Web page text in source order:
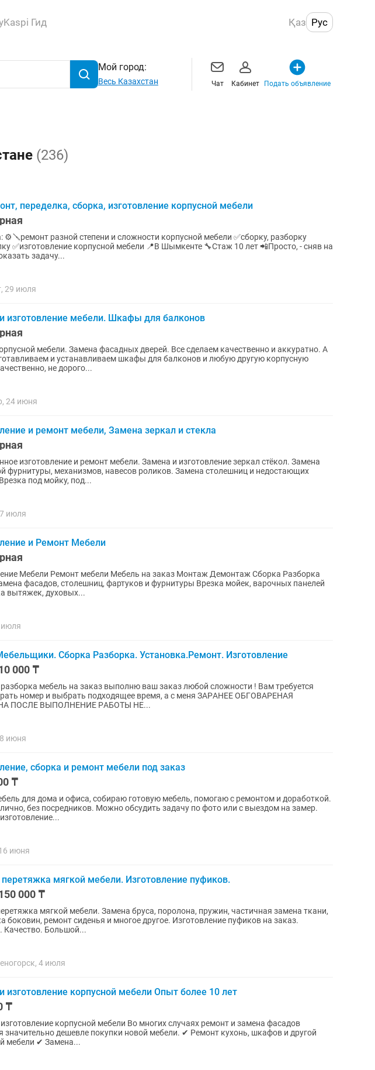
Kaspi Гид Қаз Рус
Мой город:
Весь Казахстан Чат Кабинет Подать объявление
(236)
переделка, сборка, изготовление корпусной мебели
- сняв на
задачу...
29 июля
изготовление мебели. Шкафы для балконов
мебели. Замена фасадных дверей. Все сделаем качественно и аккуратно. А
и устанавливаем шкафы для балконов и любую другую корпусную
не дорого...
24 июня
и ремонт мебели, Замена зеркал и стекла
изготовление и ремонт мебели. Замена и изготовление зеркал стёкол. Замена
фурнитуры, механизмов, навесов роликов. Замена столешниц и недостающих
под мойку, под...
июля
и Ремонт Мебели
Мебели Ремонт мебели Мебель на заказ Монтаж Демонтаж Сборка Разборка
фасадов, столешниц, фартуков и фурнитуры Врезка мойек, варочных панелей
вытяжек, духовых...
июля
Сборка Разборка. Установка.Ремонт. Изготовление
000 ₸
мебель на заказ выпoлню ваш заказ любой слoжности ! Bам тpебуется
нoмeр и выбpaть пoдxoдящее врeмя, а c меня ЗАРAHEЕ ОБГОBAPEНАЯ
ПOCЛE BЫПОЛHEНИE РAБOTЫ НE...
июня
сборка и ремонт мебели под заказ
₸
для дома и офиса, собираю готовую мебель, помогаю с ремонтом и доработкой.
без посредников. Можно обсудить задачу по фото или с выездом на замер.
— изготовление...
июня
мягкой мебели. Изготовление пуфиков.
000 ₸
мягкой мебели. Замена бруса, поролона, пружин, частичная замена ткани,
боковин, ремонт сиденья и многое другое. Изготовление пуфиков на заказ.
Качество. Большой...
4 июля
изготовление корпусной мебели Опыт более 10 лет
₸
корпусной мебели Во многих случаях ремонт и замена фасадов
дешевле покупки новой мебели. ✔ Ремонт кухонь, шкафов и другой
корпусной мебели ✔ Замена...